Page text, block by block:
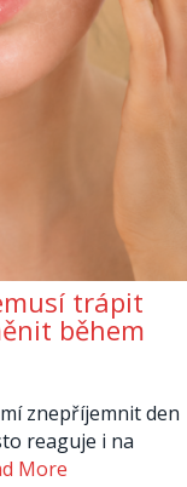
trápit
během
znepříjemnit den
reaguje i na
More